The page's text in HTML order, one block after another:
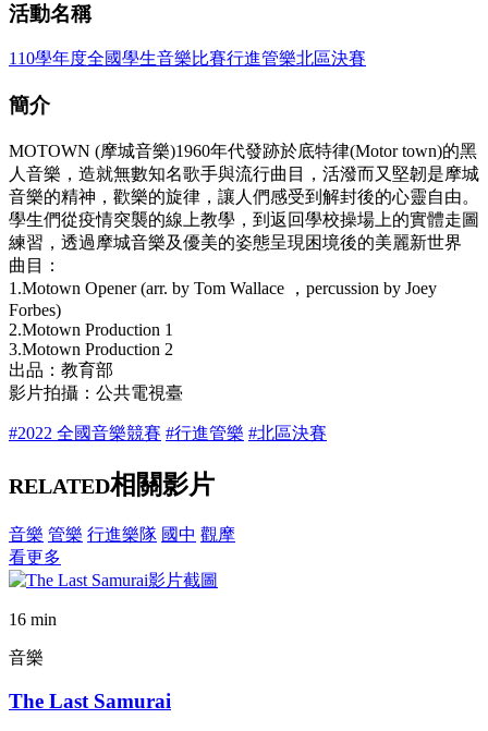
活動名稱
110學年度全國學生音樂比賽行進管樂北區決賽
簡介
MOTOWN (摩城音樂)1960年代發跡於底特律(Motor town)的黑
人音樂，造就無數知名歌手與流行曲目，活潑而又堅韌是摩城
音樂的精神，歡樂的旋律，讓人們感受到解封後的心靈自由。
學生們從疫情突襲的線上教學，到返回學校操場上的實體走圖
練習，透過摩城音樂及優美的姿態呈現困境後的美麗新世界
曲目：
1.Motown Opener (arr. by Tom Wallace ，percussion by Joey
Forbes)
2.Motown Production 1
3.Motown Production 2
出品：教育部
影片拍攝：公共電視臺
#2022 全國音樂競賽 #行進管樂 #北區決賽
RELATED相關影片
音樂 管樂 行進樂隊 國中 觀摩
看更多
16 min
音樂
The Last Samurai